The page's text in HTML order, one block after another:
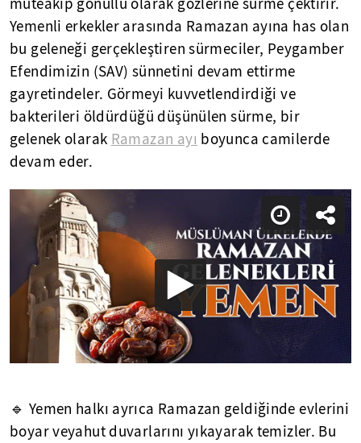
müteakip gönüllü olarak gözlerine sürme çektirir.
Yemenli erkekler arasında Ramazan ayına has olan
bu geleneği gerçekleştiren sürmeciler, Peygamber
Efendimizin (SAV) sünnetini devam ettirme
gayretindeler. Görmeyi kuvvetlendirdiği ve
bakterileri öldürdüğü düşünülen sürme, bir
gelenek olarak Ramazan ayı boyunca camilerde
devam eder.
🔹 Yemen halkı ayrıca Ramazan geldiğinde evlerini
boyar veyahut duvarlarını yıkayarak temizler. Bu